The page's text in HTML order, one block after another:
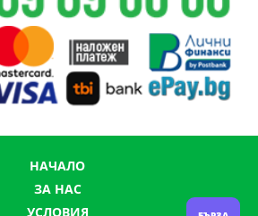
НАЧАЛО
ЗА НАС
УСЛОВИЯ